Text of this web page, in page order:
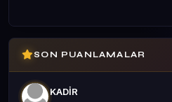
SON PUANLAMALAR
KADİR